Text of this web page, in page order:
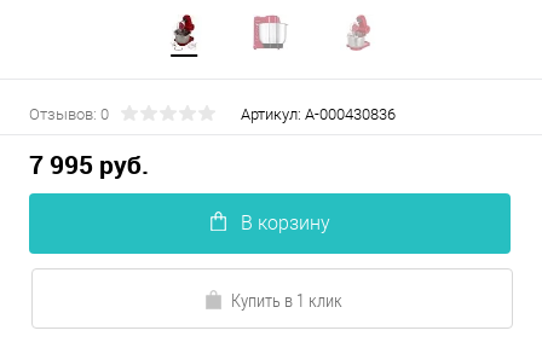
Отзывов: 0 Артикул: А-000430836
7 995 руб.
В корзину
Купить в 1 клик